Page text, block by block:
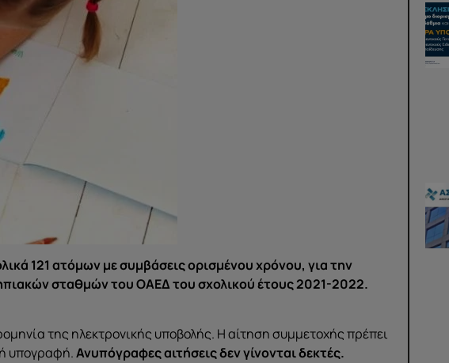
121 ατόμων με συμβάσεις ορισμένου χρόνου, για την
σταθμών του ΟΑΕΔ του σχολικού έτους 2021-2022.
της ηλεκτρονικής υποβολής. Η αίτηση συμμετοχής πρέπει
υπογραφή.Ανυπόγραφες αιτήσεις δεν γίνονται δεκτές.